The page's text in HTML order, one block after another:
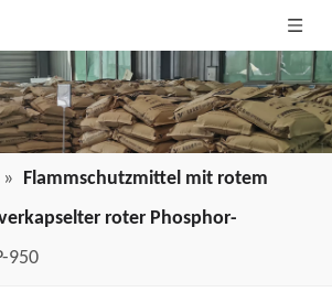
» Flammschutzmittel mit rotem
roter Phosphor-
950